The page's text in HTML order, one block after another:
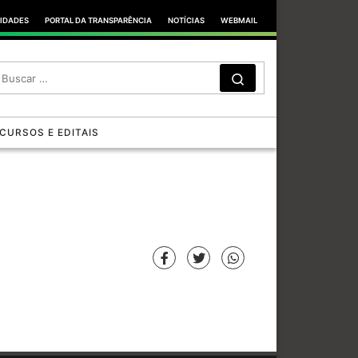
PORTAL DA TRANSPARÊNCIA NOTÍCIAS WEBMAIL
SEARCH
CURSOS E EDITAIS